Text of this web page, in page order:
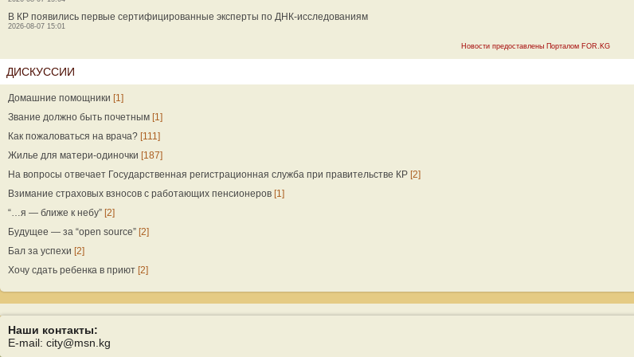
В КР появились первые сертифицированные эксперты по ДНК-исследованиям
2026-08-07 15:01
Новости предоставлены Порталом FOR.KG
ДИСКУССИИ
Домашние помощники [1]
Звание должно быть почетным [1]
Как пожаловаться на врача? [111]
Жилье для матери-одиночки [187]
На вопросы отвечает Государственная регистрационная служба при правительстве КР [2]
Взимание страховых взносов с работающих пенсионеров [1]
“…я — ближе к небу” [2]
Будущее — за “open source” [2]
Бал за успехи [2]
Хочу сдать ребенка в приют [2]
Наши контакты:
E-mail: city@msn.kg